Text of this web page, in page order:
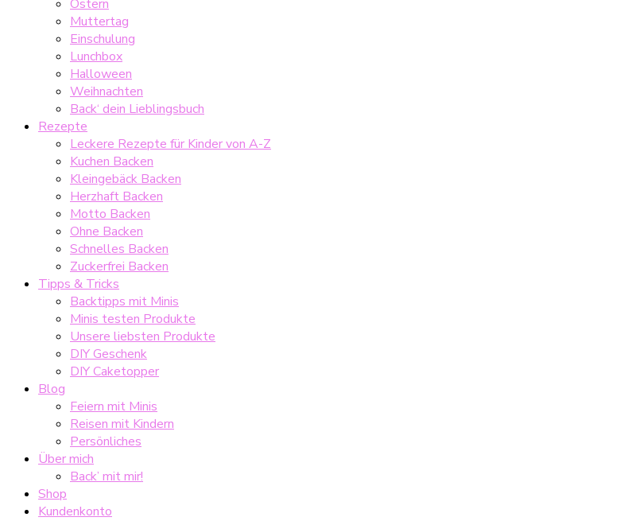
Ostern
Muttertag
Einschulung
Lunchbox
Halloween
Weihnachten
Back‘ dein Lieblingsbuch
Rezepte
Leckere Rezepte für Kinder von A-Z
Kuchen Backen
Kleingebäck Backen
Herzhaft Backen
Motto Backen
Ohne Backen
Schnelles Backen
Zuckerfrei Backen
Tipps & Tricks
Backtipps mit Minis
Minis testen Produkte
Unsere liebsten Produkte
DIY Geschenk
DIY Caketopper
Blog
Feiern mit Minis
Reisen mit Kindern
Persönliches
Über mich
Back’ mit mir!
Shop
Kundenkonto